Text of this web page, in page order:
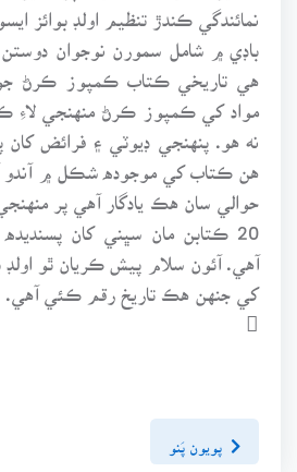
نمائندگي ڪندڙ تنظيم اولڊ بوائز
باڊي ۾ شامل سمورن نوجوان
هي تاريخي ڪتاب ڪمپوز ڪرڻ جو
مواد کي ڪمپوز ڪرڻ منهنجي لاءِ
نه هو. پنهنجي ڊيوٽي ۽ فرائض
هن ڪتاب کي موجوده شڪل ۾ آندو
حوالي سان هڪ يادگار آهي پر
20 ڪتابن مان سڀني کان
آهي. آئون سلام پيش ڪريان ٿو
کي جنهن هڪ تاريخ رقم ڪئي آهي.
